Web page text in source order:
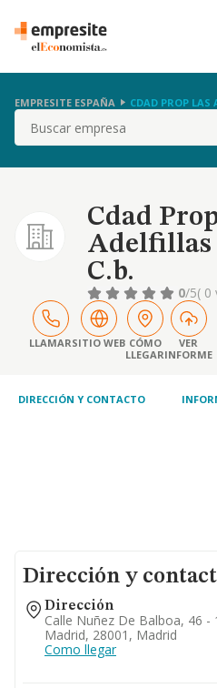
EMPRESITE ESPAÑA CDAD PROP LAS
Buscar
Cdad
Adelfillas
C.b.
0/5( 0
LLAMARSITIO WEB CÓMO
LLEGAR
VER
INFORME
DIRECCIÓN Y CONTACTO
Dirección y
Dirección
Calle Nuñez De Balboa, 46 -
Madrid, 28001, Madrid
Como llegar